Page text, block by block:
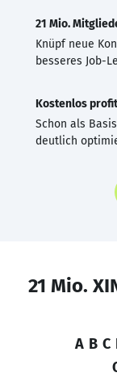
21 Mio.
Knüpf neue
besseres Job-
Kostenlos
Schon als
deutlich
21 Mio.
A B C